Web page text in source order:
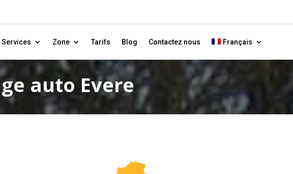
Services Zone Tarifs Blog Contactez nous Français
auto Evere